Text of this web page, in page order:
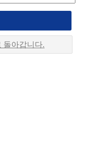
돌아갑니다.